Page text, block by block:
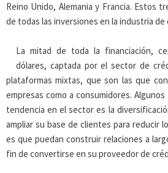
Reino Unido, Alemania y Francia. Estos
de todas las inversiones en la industria
La mitad de toda la financiación,
dólares, captada por el sector de
plataformas mixtas, que son las que
empresas como a consumidores.
tendencia en el sector es la
ampliar su base de clientes para reducir
es que puedan construir relaciones a
fin de convertirse en su proveedor de